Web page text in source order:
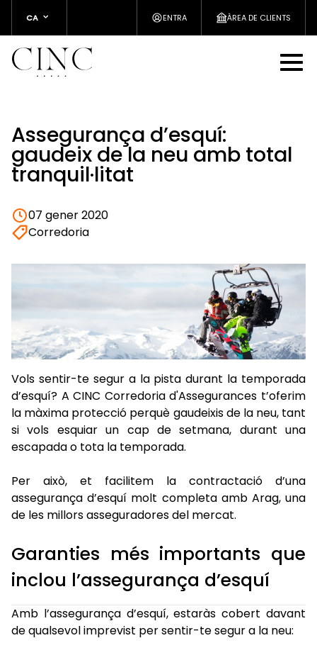
CA ENTRA ÀREA DE CLIENTS
Assegurança d’esquí:
gaudeix de la neu amb total
tranquil·litat
07 gener 2020
Corredoria
Vols sentir-te segur a la pista durant la temporada
d’esquí? A CINC Corredoria d'Assegurances t’oferim
la màxima protecció perquè gaudeixis de la neu, tant
si vols esquiar un cap de setmana, durant una
escapada o tota la temporada.
Per això, et facilitem la contractació d’una
assegurança d’esquí molt completa amb Arag, una
de les millors asseguradores del mercat.
Garanties més importants que
inclou l’assegurança d’esquí
Amb l’assegurança d’esquí, estaràs cobert davant
de qualsevol imprevist per sentir-te segur a la neu: